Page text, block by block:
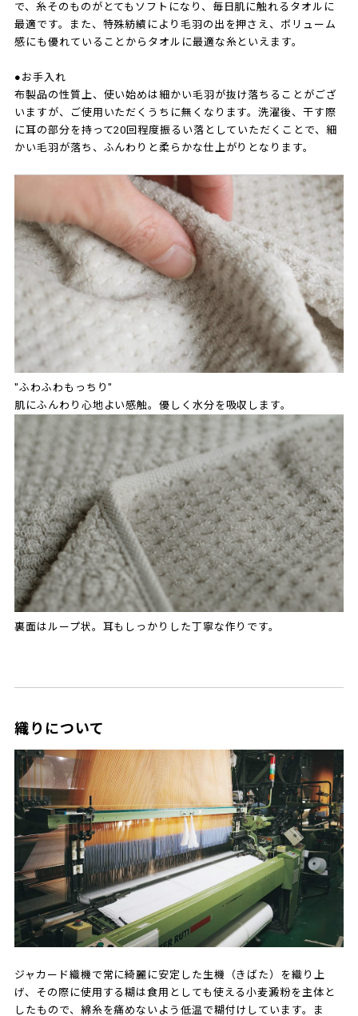
で、糸そのものがとてもソフトになり、毎日肌に触れるタオルに
最適です。また、特殊紡績により毛羽の出を押さえ、ボリューム
感にも優れていることからタオルに最適な糸といえます。
●お手入れ
布製品の性質上、使い始めは細かい毛羽が抜け落ちることがござ
いますが、ご使用いただくうちに無くなります。洗濯後、干す際
に耳の部分を持って20回程度振るい落としていただくことで、細
かい毛羽が落ち、ふんわりと柔らかな仕上がりとなります。
"ふわふわもっちり"
肌にふんわり心地よい感触。優しく水分を吸収します。
裏面はループ状。耳もしっかりした丁寧な作りです。
織りについて
ジャカード織機で常に綺麗に安定した生機（きばた）を織り上
げ、その際に使用する糊は食用としても使える小麦澱粉を主体と
したもので、綿糸を痛めないよう低温で糊付けしています。ま